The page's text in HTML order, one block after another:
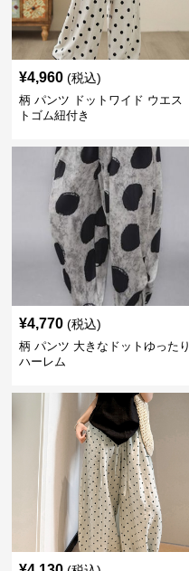
¥4,960 (税込)
柄 パンツ ドットワイド ウエス
トゴム紐付き
¥4,770 (税込)
柄 パンツ 大きなドットゆったり
ハーレム